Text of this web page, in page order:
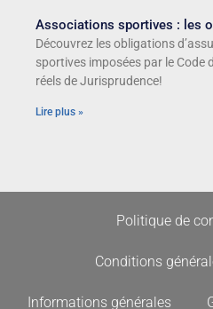
Associations sportives : les
Découvrez les obligations
sportives imposées par le Code
réels de Jurisprudence!
Lire plus »
Politique de
Conditions
Informations générales